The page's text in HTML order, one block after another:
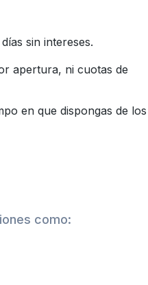
sin intereses.
apertura, ni cuotas de
en que dispongas de los
como: